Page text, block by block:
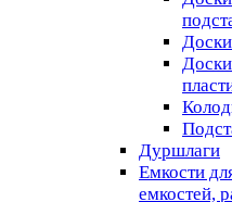
Дуршлаги
Емкости
емкостей,